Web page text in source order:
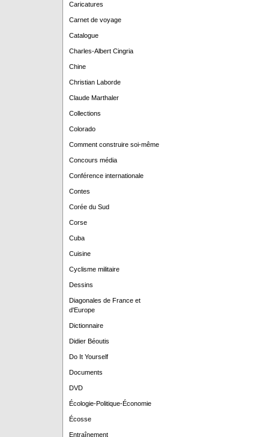
Caricatures
Carnet de voyage
Catalogue
Charles-Albert Cingria
Chine
Christian Laborde
Claude Marthaler
Collections
Colorado
Comment construire soi-même
Concours média
Conférence internationale
Contes
Corée du Sud
Corse
Cuba
Cuisine
Cyclisme militaire
Dessins
Diagonales de France et
d'Europe
Dictionnaire
Didier Béoutis
Do It Yourself
Documents
DVD
Écologie-Politique-Économie
Écosse
Entraînement